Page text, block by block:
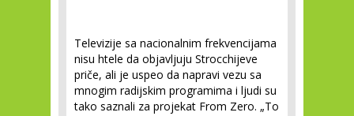
Televizije sa nacionalnim frekvencijama
nisu htele da objavljuju Strocchijeve
priče, ali je uspeo da napravi vezu sa
mnogim radijskim programima i ljudi su
tako saznali za projekat From Zero. „To